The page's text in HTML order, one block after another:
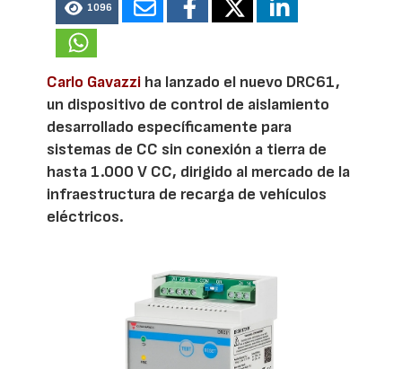
1096
Carlo Gavazzi ha lanzado el nuevo DRC61,
un dispositivo de control de aislamiento
desarrollado específicamente para
sistemas de CC sin conexión a tierra de
hasta 1.000 V CC, dirigido al mercado de la
infraestructura de recarga de vehículos
eléctricos.